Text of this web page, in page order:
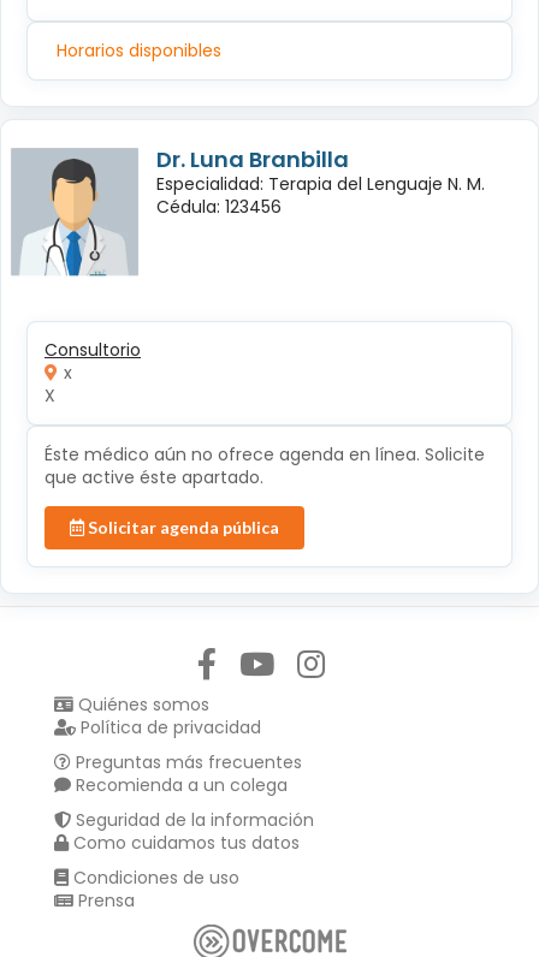
Horarios disponibles
Dr. Luna Branbilla
Especialidad: Terapia del Lenguaje N. M.
Cédula: 123456
Consultorio
x
X
Éste médico aún no ofrece agenda en línea. Solicite
que active éste apartado.
Solicitar agenda pública
Quiénes somos
Política de privacidad
Preguntas más frecuentes
Recomienda a un colega
Seguridad de la información
Como cuidamos tus datos
Condiciones de uso
Prensa